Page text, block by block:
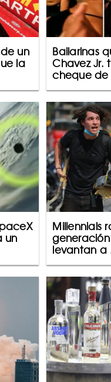
un
la
Bailarinas
Chavez Jr.
cheque
un
Millennials
levantan a